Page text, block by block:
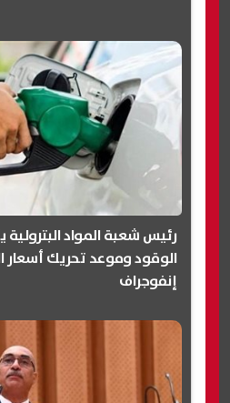
رئيس شعبة المواد
الوقود وموعد تحريك أسعار
إنفوجراف